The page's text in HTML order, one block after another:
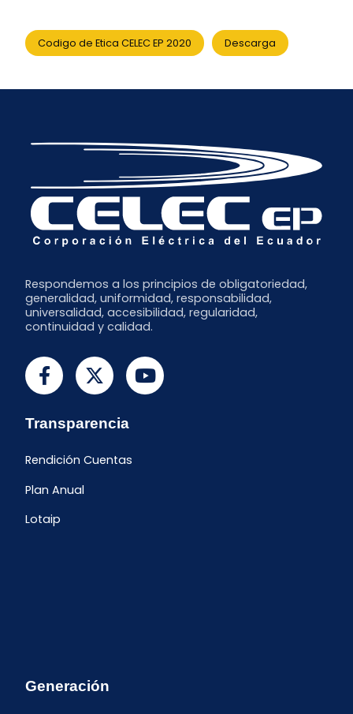
Codigo de Etica CELEC EP 2020 Descarga
Respondemos a los principios de obligatoriedad,
generalidad, uniformidad, responsabilidad,
universalidad, accesibilidad, regularidad,
continuidad y calidad.
Transparencia
Rendición Cuentas
Plan Anual
Lotaip
Generación